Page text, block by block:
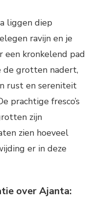
liggen diep
ravijn en je
een kronkelend pad
de grotten nadert,
rust en sereniteit
prachtige fresco’s
zijn
zien hoeveel
er in deze
over Ajanta: